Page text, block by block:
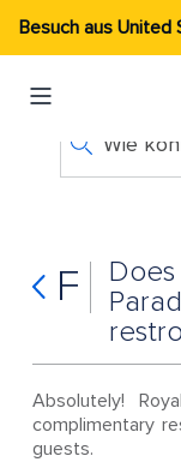
Besuch aus United
Wie
F
Does
Absolutely!
complimentary
guests.